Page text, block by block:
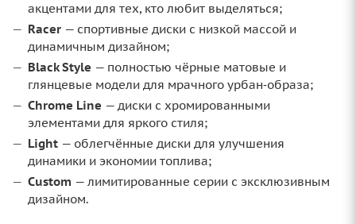
акцентами для тех, кто любит выделяться;
Racer — спортивные диски с низкой массой и
динамичным дизайном;
Black Style — полностью чёрные матовые и
глянцевые модели для мрачного урбан‑образа;
Chrome Line — диски с хромированными
элементами для яркого стиля;
Light — облегчённые диски для улучшения
динамики и экономии топлива;
Custom — лимитированные серии с эксклюзивным
дизайном.